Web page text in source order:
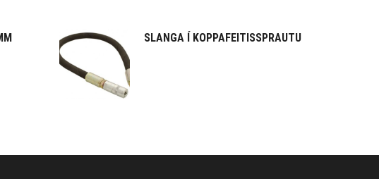
SLANGA Í KOPPAFEITISSPRAUTU